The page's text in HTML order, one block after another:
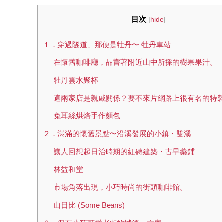
目次 [hide]
１．穿過隧道、那便是牡丹〜 牡丹車站
在懷舊咖啡廳，品嘗著附近山中所採的樹果果汁。
牡丹雲水聚杯
這兩家店是親戚關係？要不來片網路上很有名的特
兔耳絲烘焙手作麵包
２．滿滿的懷舊景點〜沿溪發展的小鎮・雙溪
讓人回想起日治時期的紅磚建築・古早藥鋪
林益和堂
市場角落出現，小巧時尚的街頭咖啡館。
山日比 (Some Beans)